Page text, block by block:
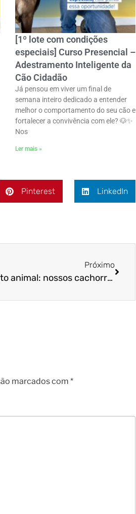
[1º lote com condições
especiais] Curso Presencial –
Adestramento Inteligente da
Cão Cidadão
Já pensou em viver um final de
semana inteiro dedicado a entender
melhor o comportamento do seu cão e
fortalecer a convivência com ele? 🐶✨ㅤ
Nos
Ler mais »
Pinterest LinkedIn
Próximo
Comportamento animal: nossos cachorros comem demais!
marcados com *